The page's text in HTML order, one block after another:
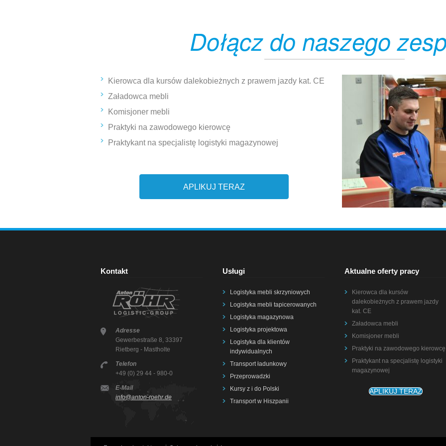
Dołącz do naszego
Kierowca dla kursów dalekobieżnych z prawem jazdy kat. CE
Załadowca mebli
Komisjoner mebli
Praktyki na zawodowego kierowcę
Praktykant na specjalistę logistyki magazynowej
APLIKUJ TERAZ
Kontakt
Adresse
Gewerbestraße 8, 33397
Rietberg - Mastholte
Telefon
+49 (0) 29 44 - 980-0
E-Mail
info@anton-roehr.de
Usługi
Logistyka mebli skrzyniowych
Logistyka mebli tapicerowanych
Logistyka magazynowa
Logistyka projektowa
Logistyka dla klientów
indywidualnych
Transport ładunkowy
Przeprowadzki
Kursy z i do Polski
Transport w Hiszpanii
Aktualne oferty pracy
Kierowca dla kursów
dalekobieżnych z prawem jazdy
kat. CE
Załadowca mebli
Komisjoner mebli
Praktyki na zawodowego kierowcę
Praktykant na specjalistę logistyki
magazynowej
APLIKUJ TERAZ